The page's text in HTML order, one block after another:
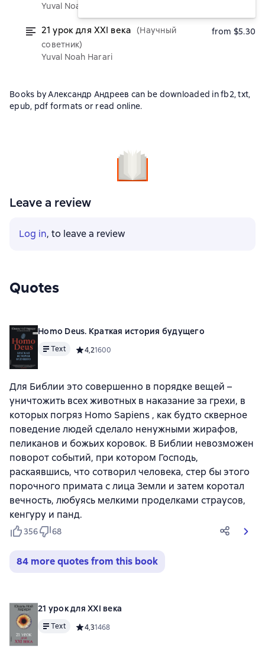
Yuval Noah Harari
21 урок для XXI века (Научный
советник)
Yuval Noah Harari
from $5.30
Books by Александр Андреев can be downloaded in fb2, txt,
epub, pdf formats or read online.
Leave a review
Log in, to leave a review
Quotes
Homo Deus. Краткая история будущего
Text Средний рейтинг 4,2 на основе 1600 оценок
4,21600
Для Библии это совершенно в порядке вещей –
уничтожить всех животных в наказание за грехи, в
которых погряз Homo Sapiens , как будто скверное
поведение людей сделало ненужными жирафов,
пеликанов и божьих коровок. В Библии невозможен
поворот событий, при котором Господь,
раскаявшись, что сотворил человека, стер бы этого
порочного примата с лица Земли и затем коротал
вечность, любуясь мелкими проделками страусов,
кенгуру и панд.
356 68
84 more quotes from this book
21 урок для XXI века
Text Средний рейтинг 4,3 на основе 1468 оценок
4,31468